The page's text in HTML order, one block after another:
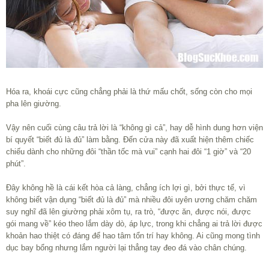
Hóa ra, khoái cực cũng chẳng phải là thứ mấu chốt, sống còn cho mọi
pha lên giường.
Vậy nên cuối cùng câu trả lời là “không gì cả”, hay dễ hình dung hơn viện
bí quyết “biết đủ là đủ” làm bằng. Đến cửa này đã xuất hiện thêm chiếc
chiếu dành cho những đôi “thần tốc mà vui” cạnh hai đôi “1 giờ” và “20
phút”.
Đây không hề là cái kết hòa cả làng, chẳng ích lợi gì, bởi thực tế, vì
không biết vận dụng “biết đủ là đủ” mà nhiều đôi uyên ương chăm chăm
suy nghĩ đã lên giường phải xôm tụ, ra trò, “được ăn, được nói, được
gói mang về” kéo theo lắm dày dò, áp lực, trong khi chẳng ai trả lời được
khoản hao thiệt có đáng để hao tâm tổn trí hay không. Ai cũng mong tình
dục bay bổng nhưng lắm người lại thẳng tay đeo đá vào chân chúng.